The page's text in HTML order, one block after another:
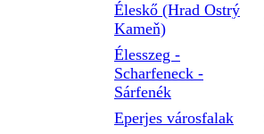
Éleskő (Hrad Ostrý
Kameň)
Élesszeg -
Scharfeneck -
Sárfenék
Eperjes városfalak